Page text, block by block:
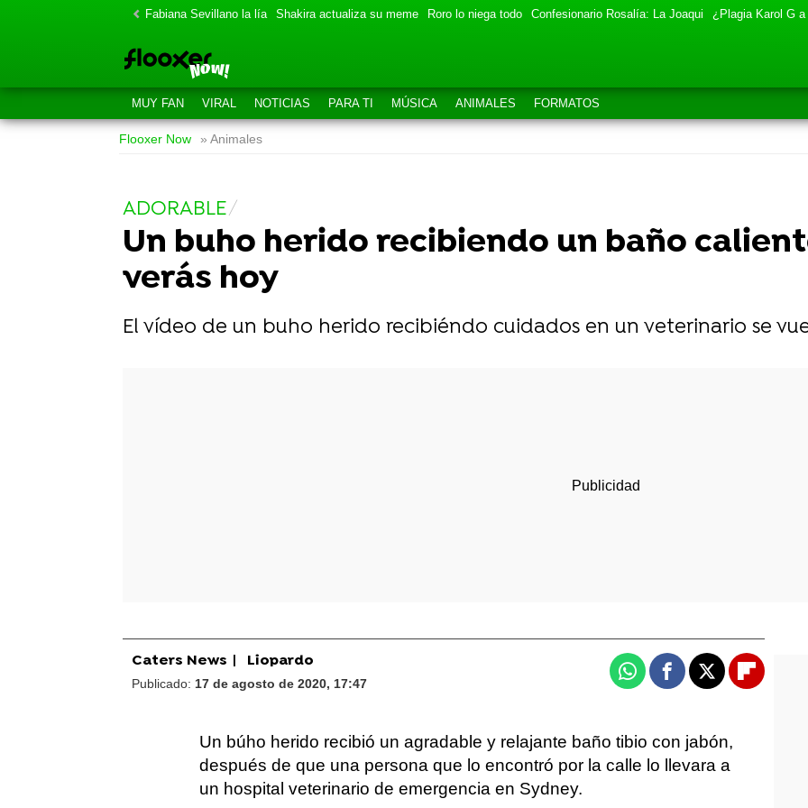
Fabiana Sevillano la lía Shakira actualiza su meme Roro lo niega todo Confesionario Rosalía: La Joaqui ¿Plagia Karol G a
MUY FAN VIRAL NOTICIAS PARA TI MÚSICA ANIMALES FORMATOS
Flooxer Now » Animales
ADORABLE
Un buho herido recibiendo un baño
verás hoy
El vídeo de un buho herido recibiéndo cuidados en un veterinario se
Caters News Liopardo
Publicado: 17 de agosto de 2020, 17:47 WhatsappFacebook
X
Un búho herido recibió un agradable y relajante baño tibio con jabón,
después de que una persona que lo encontró por la calle lo llevara a
un hospital veterinario de emergencia en Sydney.